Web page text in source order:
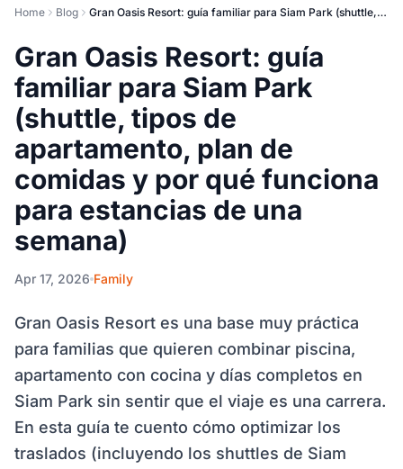
Home Blog Gran Oasis Resort: guía familiar para Siam Park (shuttle, tipos de apartamento, plan de comidas y por qué funciona para estancias de una semana)
Gran Oasis Resort: guía
familiar para Siam Park
(shuttle, tipos de
apartamento, plan de
comidas y por qué funciona
para estancias de una
semana)
Apr 17, 2026 Family
Gran Oasis Resort es una base muy práctica
para familias que quieren combinar piscina,
apartamento con cocina y días completos en
Siam Park sin sentir que el viaje es una carrera.
En esta guía te cuento cómo optimizar los
traslados (incluyendo los shuttles de Siam